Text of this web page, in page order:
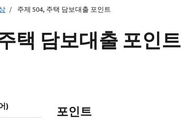
주제 504, 주택 담보대출 포인트
택 담보대출 포인트
) 포인트